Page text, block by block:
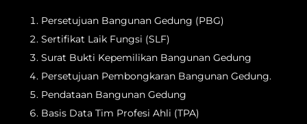
Persetujuan Bangunan Gedung (PBG)
Sertifikat Laik Fungsi (SLF)
Surat Bukti Kepemilikan Bangunan Gedung
Persetujuan Pembongkaran Bangunan Gedung.
Pendataan Bangunan Gedung
Basis Data Tim Profesi Ahli (TPA)